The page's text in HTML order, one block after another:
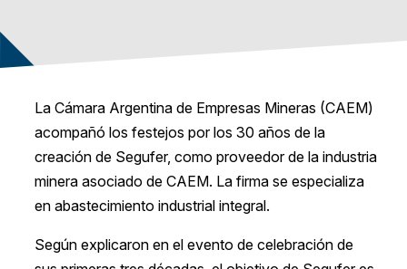
La Cámara Argentina de Empresas Mineras (CAEM)
acompañó los festejos por los 30 años de la
creación de Segufer, como proveedor de la industria
minera asociado de CAEM. La firma se especializa
en abastecimiento industrial integral.
Según explicaron en el evento de celebración de